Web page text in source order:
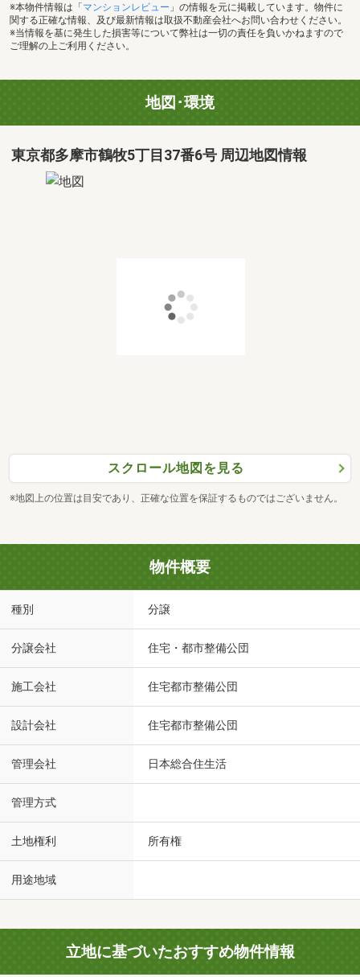
※本物件情報は「 マンションレビュー 」の情報を元に掲載しています。物件に
関する正確な情報、及び最新情報は取扱不動産会社へお問い合わせください。
※当情報を基に発生した損害等について弊社は一切の責任を負いかねますので
ご理解の上ご利用ください。
地図･環境
東京都多摩市鶴牧5丁目37番6号 周辺地図情報
スクロール地図を見る
※地図上の位置は目安であり、正確な位置を保証するものではございません。
物件概要
種別 分譲
分譲会社 住宅・都市整備公団
施工会社 住宅都市整備公団
設計会社 住宅都市整備公団
管理会社 日本総合住生活
管理方式
土地権利 所有権
用途地域
立地に基づいたおすすめ物件情報